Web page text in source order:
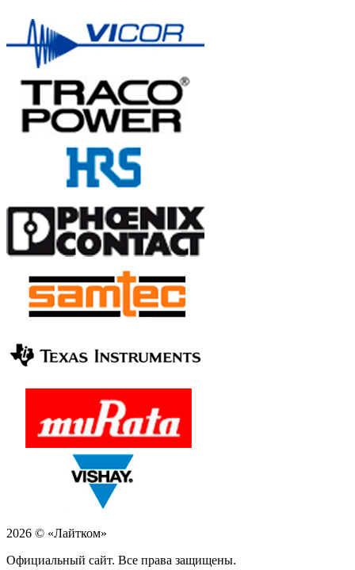
2026 © «Лайтком»
Официальный сайт. Все права защищены.